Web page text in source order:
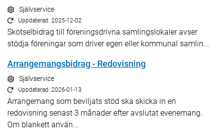
Självservice
Uppdaterad: 2025-12-02
Skötselbidrag till föreningsdrivna samlingslokaler avser
stödja föreningar som driver egen eller kommunal samlin...
Arrangemangsbidrag - Redovisning
Självservice
Uppdaterad: 2026-01-13
Arrangemang som beviljats stöd ska skicka in en
redovisning senast 3 månader efter avslutat evenemang.
Om blankett använ...